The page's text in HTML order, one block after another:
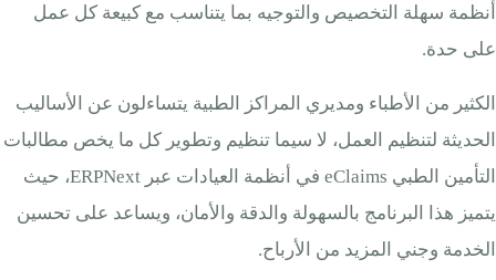
أنظمة سهلة التخصيص والتوجيه بما يتناسب مع كبيعة كل عمل
على حدة.
الكثير من الأطباء ومديري المراكز الطبية يتساءلون عن الأساليب
الحديثة لتنظيم العمل، لا سيما تنظيم وتطوير كل ما يخص مطالبات
التأمين الطبي eClaims في أنظمة العيادات عبر ERPNext، حيث
يتميز هذا البرنامج بالسهولة والدقة والأمان، ويساعد على تحسين
الخدمة وجني المزيد من الأرباح.